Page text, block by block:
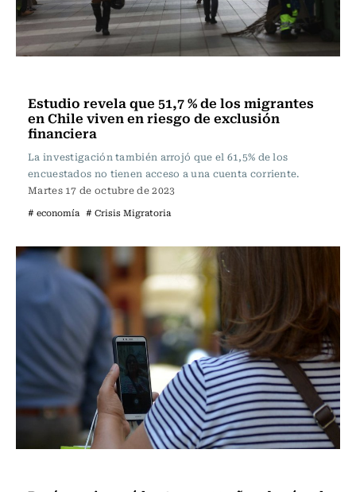
Estudio revela que 51,7 % de los migrantes
en Chile viven en riesgo de exclusión
financiera
La investigación también arrojó que el 61,5% de los
encuestados no tienen acceso a una cuenta corriente.
Martes 17 de octubre de 2023
# economía # Crisis Migratoria